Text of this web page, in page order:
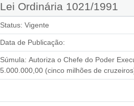
Lei Ordinária 1021/1991
Status: Vigente
Data de Publicação:
Súmula: Autoriza o Chefe do Poder
5.000.000,00 (cinco milhões de